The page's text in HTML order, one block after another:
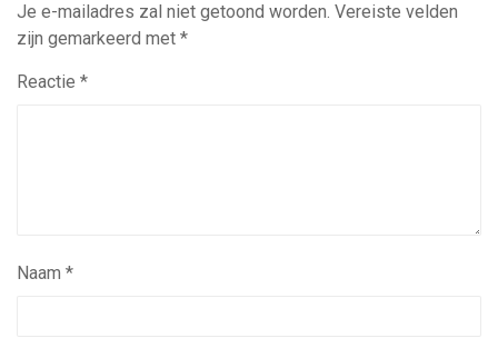
Je e-mailadres zal niet getoond worden. Vereiste velden
zijn gemarkeerd met *
Reactie *
Naam *